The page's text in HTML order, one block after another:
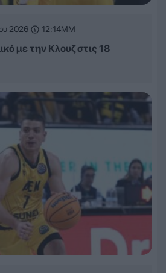
2026 12:14ΜΜ
με την Κλουζ στις 18